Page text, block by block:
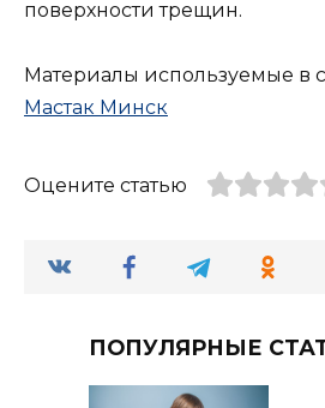
поверхности трещин.
Материалы используемые в
Мастак Минск
Оцените статью
ПОПУЛЯРНЫЕ